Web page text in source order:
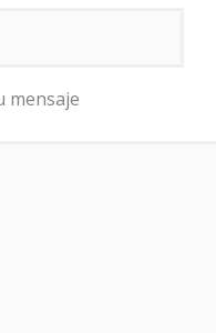
mensaje